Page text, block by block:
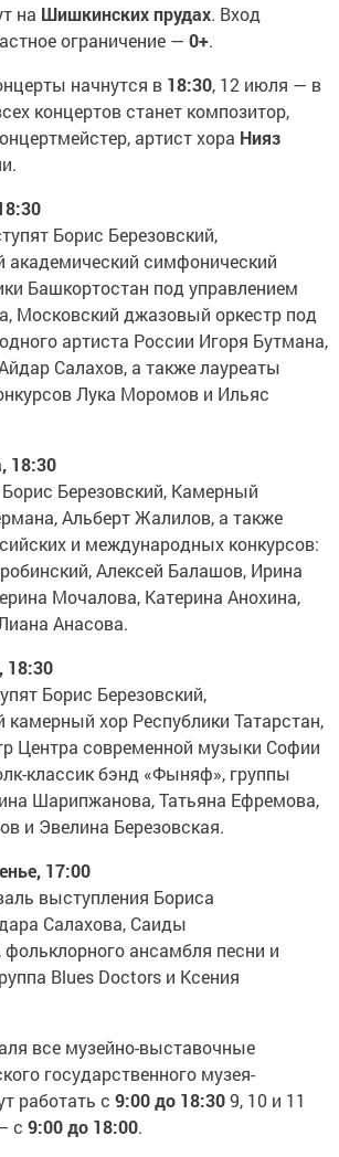
на Шишкинских прудах. Вход
ограничение — 0+.
начнутся в 18:30, 12 июля — в
концертов станет композитор,
артист хора Нияз
Борис Березовский,
академический симфонический
Башкортостан под управлением
Московский джазовый оркестр под
артиста России Игоря Бутмана,
Салахов, а также лауреаты
Лука Моромов и Ильяс
18:30
Березовский, Камерный
Альберт Жалилов, а также
и международных конкурсов:
Алексей Балашов, Ирина
Мочалова, Катерина Анохина,
Анасова.
18:30
Борис Березовский,
камерный хор Республики Татарстан,
Центра современной музыки Софии
классик бэнд «Фыняф», группы
Шарипжанова, Татьяна Ефремова,
и Эвелина Березовская.
17:00
выступления Бориса
Салахова, Саиды
ансамбля песни и
Blues Doctors и Ксения
все музейно-выставочные
государственного музея-
работать с 9:00 до 18:309, 10 и 11
с 9:00 до 18:00.